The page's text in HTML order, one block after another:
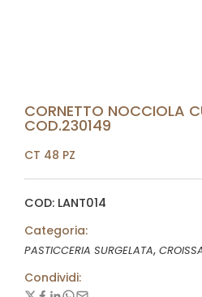
CORNETTO NOCCIOLA
COD.230149
CT 48 PZ
COD: LANT014
Categoria:
PASTICCERIA SURGELATA,
Condividi: